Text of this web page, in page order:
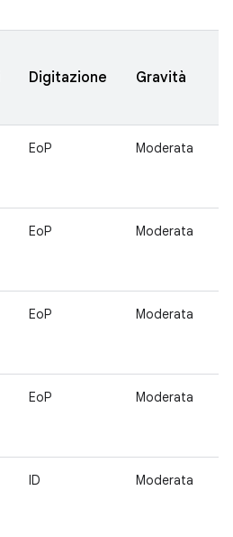
Digitazione Gravità
EoP Moderata
EoP Moderata
EoP Moderata
EoP Moderata
ID Moderata